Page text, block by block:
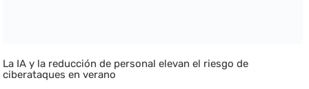
La IA y la reducción de personal elevan el riesgo de
ciberataques en verano